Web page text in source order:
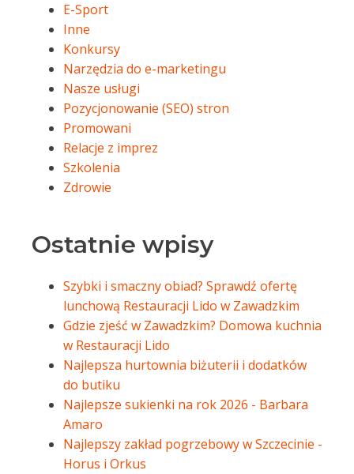
E-Sport
Inne
Konkursy
Narzędzia do e-marketingu
Nasze usługi
Pozycjonowanie (SEO) stron
Promowani
Relacje z imprez
Szkolenia
Zdrowie
Ostatnie wpisy
Szybki i smaczny obiad? Sprawdź ofertę
lunchową Restauracji Lido w Zawadzkim
Gdzie zjeść w Zawadzkim? Domowa kuchnia
w Restauracji Lido
Najlepsza hurtownia biżuterii i dodatków
do butiku
Najlepsze sukienki na rok 2026 - Barbara
Amaro
Najlepszy zakład pogrzebowy w Szczecinie -
Horus i Orkus